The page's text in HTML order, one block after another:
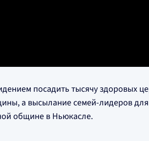
посадить тысячу здоровых
а высылание семей-лидеров для
общине в Ньюкасле.